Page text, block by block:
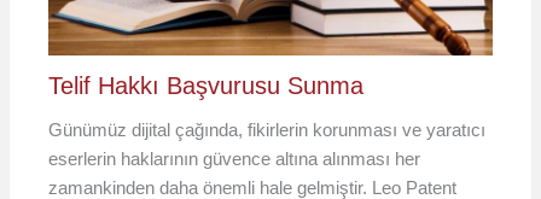
Telif Hakkı Başvurusu Sunma
Günümüz dijital çağında, fikirlerin korunması ve yaratıcı
eserlerin haklarının güvence altına alınması her
zamankinden daha önemli hale gelmiştir. Leo Patent